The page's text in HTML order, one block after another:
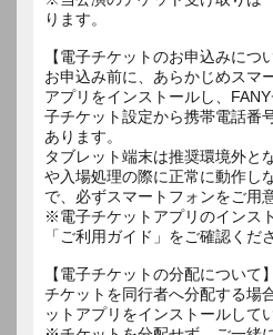
ります。
【電子チケットのお申込みにつ
お申込み前に、あらかじめスマ
アプリをインストールし、
子チケット設定から携帯電話番
あります。
タブレット端末は推奨環境外と
や入場処理の際に正常に動作し
で、必ずスマートフォンをご用
※電子チケットアプリのインス
「ご利用ガイド」をご確認くだ
【電子チケットの分配について】
チケットを同行者へ分配する場
ットアプリをインストールして